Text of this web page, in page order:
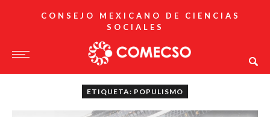
CONSEJO MEXICANO DE CIENCIAS
SOCIALES
ETIQUETA: POPULISMO